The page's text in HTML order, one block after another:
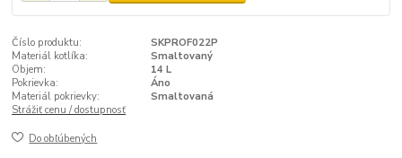
Číslo produktu:
SKPROF022P
Materiál kotlíka:
Smaltovaný
Objem:
14 L
Pokrievka:
Áno
Materiál pokrievky:
Smaltovaná
Strážiť cenu / dostupnosť
Do obľúbených